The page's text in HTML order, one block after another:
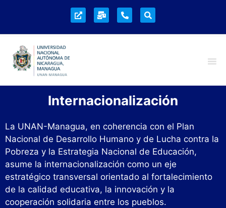
Internacionalización
La UNAN-Managua, en coherencia con el Plan
Nacional de Desarrollo Humano y de Lucha contra la
Pobreza y la Estrategia Nacional de Educación,
asume la internacionalización como un eje
estratégico transversal orientado al fortalecimiento
de la calidad educativa, la innovación y la
cooperación solidaria entre los pueblos.